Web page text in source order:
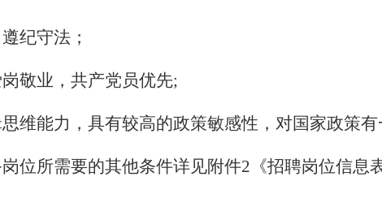
纪守法；
敬业，共产党员优先;
维能力，具有较高的政策敏感性，对国家政策有
位所需要的其他条件详见附件2《招聘岗位信息